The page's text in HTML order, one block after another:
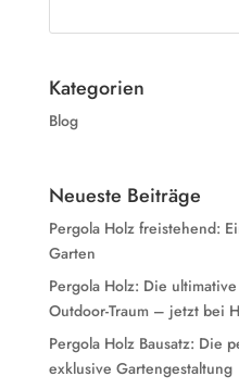
Kategorien
Blog
Neueste Beiträge
Pergola Holz freistehend:
Garten
Pergola Holz: Die
Outdoor-Traum – jetzt bei
Pergola Holz Bausatz: Die
exklusive Gartengestaltung